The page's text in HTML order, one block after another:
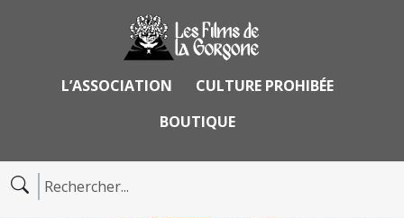
L’ASSOCIATION
CULTURE PROHIBÉE
BOUTIQUE